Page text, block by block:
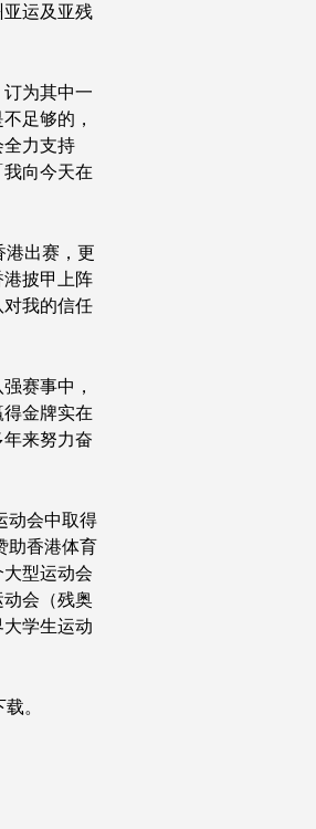
运及亚残
为其中一
足够的，
力支持
向今天在
港出赛，更
披甲上阵
我的信任
赛事中，
金牌实在
来努力奋
动会中取得
助香港体育
型运动会
会（残奥
学生运动
。